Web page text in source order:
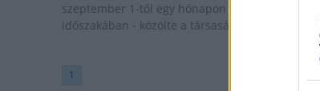
szeptember 1-től egy hónapon át, a szarvasbőgés
időszakában - közölte a társaság vasárnap az
1